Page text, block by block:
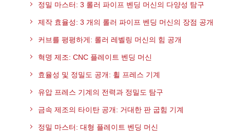
정밀 마스터: 3 롤러 파이프 벤딩 머신의 다양성 탐구
제작 효율성: 3 개의 롤러 파이프 벤딩 머신의 장점 공개
커브를 평평하게: 롤러 레벨링 머신의 힘 공개
혁명 제조: CNC 플레이트 벤딩 머신
효율성 및 정밀도 공개: 휠 프레스 기계
유압 프레스 기계의 전력과 정밀도 탐구
금속 제조의 타이탄 공개: 거대한 판 굽힘 기계
정밀 마스터: 대형 플레이트 벤딩 머신